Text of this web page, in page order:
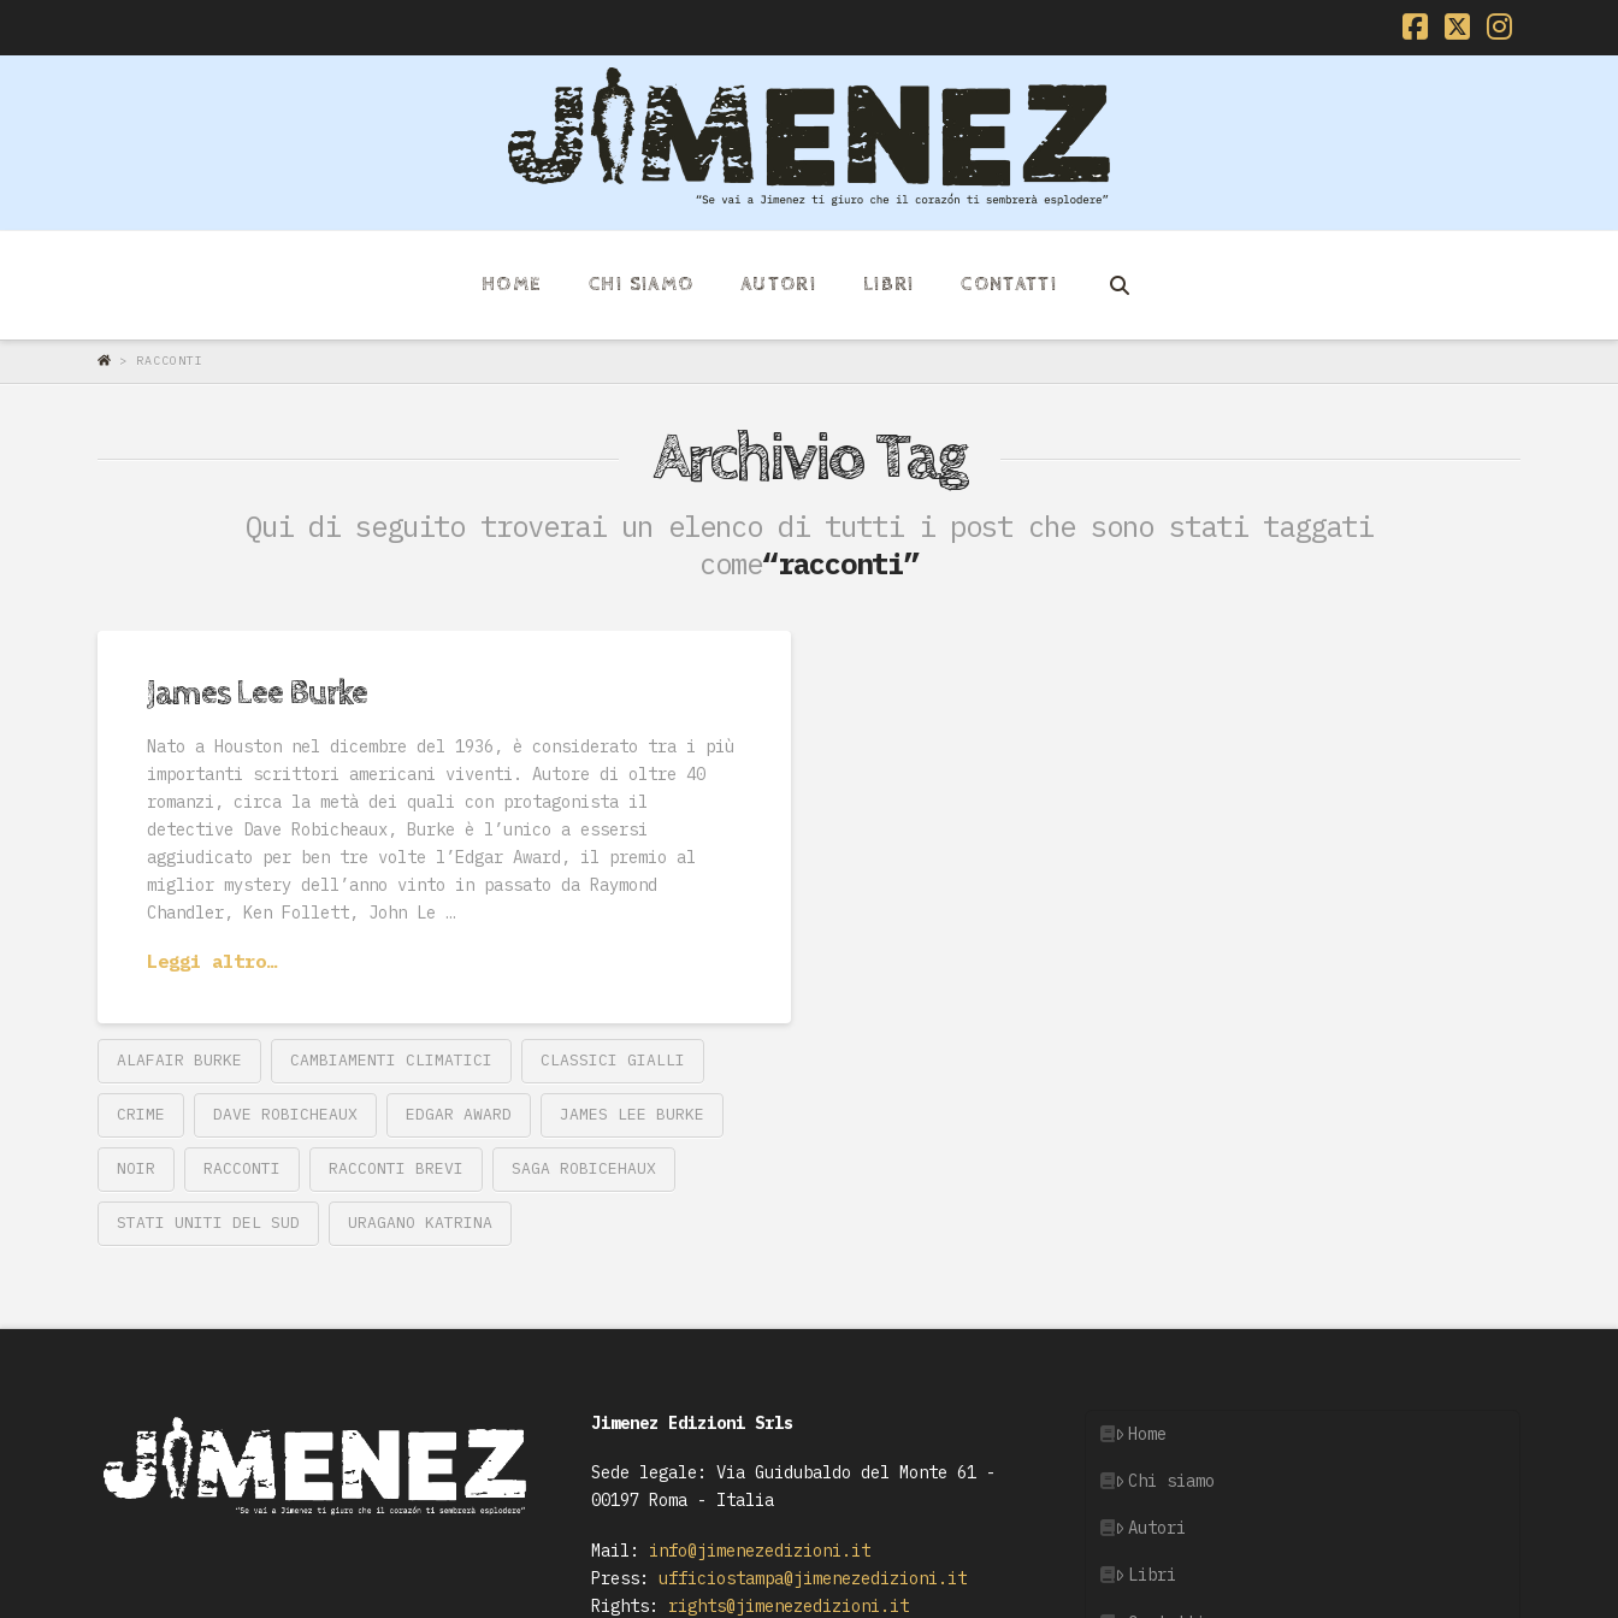
Facebook
X
HOME CHI SIAMO AUTORI LIBRI CONTATTI
> RACCONTI
Archivio Tag
Qui di seguito troverai un elenco di tutti i post che sono stati taggati
come“racconti”
James Lee Burke
Nato a Houston nel dicembre del 1936, è considerato tra i più
importanti scrittori americani viventi. Autore di oltre 40
romanzi, circa la metà dei quali con protagonista il
detective Dave Robicheaux, Burke è l’unico a essersi
aggiudicato per ben tre volte l’Edgar Award, il premio al
miglior mystery dell’anno vinto in passato da Raymond
Chandler, Ken Follett, John Le …
Leggi altro…
ALAFAIR BURKE CAMBIAMENTI CLIMATICI CLASSICI GIALLI
CRIME DAVE ROBICHEAUX EDGAR AWARD JAMES LEE BURKE
NOIR RACCONTI RACCONTI BREVI SAGA ROBICEHAUX
STATI UNITI DEL SUD URAGANO KATRINA
Jimenez Edizioni Srls
Sede legale: Via Guidubaldo del Monte 61 -
00197 Roma - Italia
Mail:
info@jimenezedizioni.it
Press:
ufficiostampa@jimenezedizioni.it
Rights:
rights@jimenezedizioni.it
Home
Chi siamo
Autori
Libri